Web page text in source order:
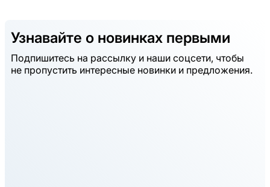
Узнавайте о новинках первыми
Подпишитесь на рассылку и наши соцсети, чтобы
не пропустить интересные новинки и предложения.